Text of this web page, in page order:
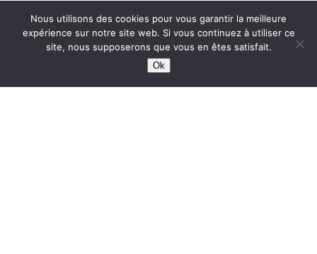
This site is protected bywp-copyrightpro.com
Nous utilisons des cookies pour vous garantir la meilleure
expérience sur notre site web. Si vous continuez à utiliser ce
site, nous supposerons que vous en êtes satisfait.
Ok